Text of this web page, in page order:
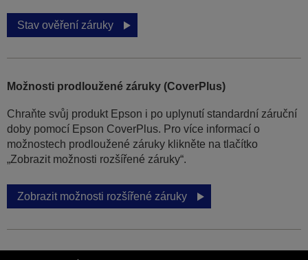
Stav ověření záruky
Možnosti prodloužené záruky (CoverPlus)
Chraňte svůj produkt Epson i po uplynutí standardní záruční
doby pomocí Epson CoverPlus. Pro více informací o
možnostech prodloužené záruky klikněte na tlačítko
„Zobrazit možnosti rozšířené záruky“.
Zobrazit možnosti rozšířené záruky